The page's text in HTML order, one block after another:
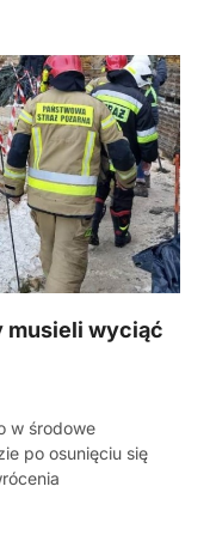
musieli wyciąć
w środowe
po osunięciu się